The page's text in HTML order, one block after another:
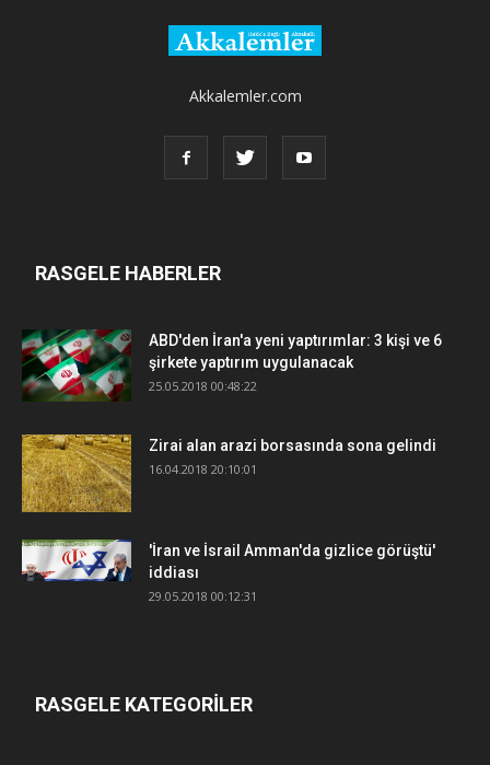
Akkalemler.com
RASGELE HABERLER
ABD'den İran'a yeni yaptırımlar: 3 kişi ve 6
şirkete yaptırım uygulanacak
25.05.2018 00:48:22
Zirai alan arazi borsasında sona gelindi
16.04.2018 20:10:01
'İran ve İsrail Amman'da gizlice görüştü'
iddiası
29.05.2018 00:12:31
RASGELE KATEGORİLER